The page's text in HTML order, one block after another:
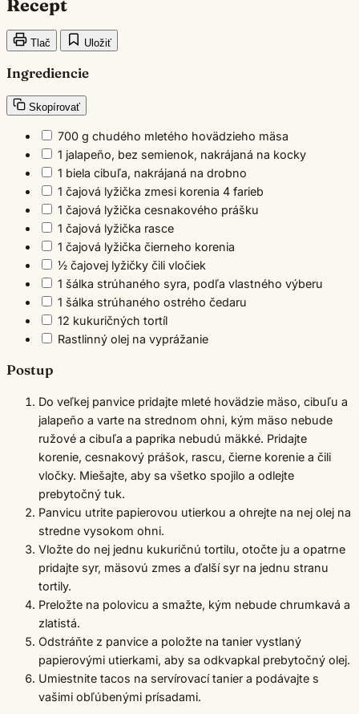
Recept
Tlač Uložiť
Ingrediencie
Skopírovať
700 g chudého mletého hovädzieho mäsa
1 jalapeño, bez semienok, nakrájaná na kocky
1 biela cibuľa, nakrájaná na drobno
1 čajová lyžička zmesi korenia 4 farieb
1 čajová lyžička cesnakového prášku
1 čajová lyžička rasce
1 čajová lyžička čierneho korenia
½ čajovej lyžičky čili vločiek
1 šálka strúhaného syra, podľa vlastného výberu
1 šálka strúhaného ostrého čedaru
12 kukuričných tortíl
Rastlinný olej na vyprážanie
Postup
Do veľkej panvice pridajte mleté hovädzie mäso, cibuľu a
jalapeño a varte na strednom ohni, kým mäso nebude
ružové a cibuľa a paprika nebudú mäkké. Pridajte
korenie, cesnakový prášok, rascu, čierne korenie a čili
vločky. Miešajte, aby sa všetko spojilo a odlejte
prebytočný tuk.
Panvicu utrite papierovou utierkou a ohrejte na nej olej na
stredne vysokom ohni.
Vložte do nej jednu kukuričnú tortilu, otočte ju a opatrne
pridajte syr, mäsovú zmes a ďalší syr na jednu stranu
tortily.
Preložte na polovicu a smažte, kým nebude chrumkavá a
zlatistá.
Odstráňte z panvice a položte na tanier vystlaný
papierovými utierkami, aby sa odkvapkal prebytočný olej.
Umiestnite tacos na servírovací tanier a podávajte s
vašimi obľúbenými prísadami.